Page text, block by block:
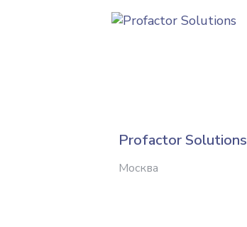
Profactor Solutions
Москва